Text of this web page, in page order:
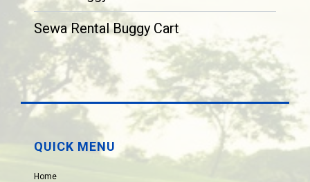
Sewa Rental Buggy Cart
QUICK MENU
Home